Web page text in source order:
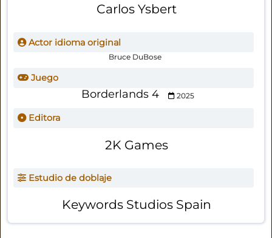
Carlos Ysbert
Actor idioma original
Bruce DuBose
Juego
Borderlands 4 2025
Editora
2K Games
Estudio de doblaje
Keywords Studios Spain